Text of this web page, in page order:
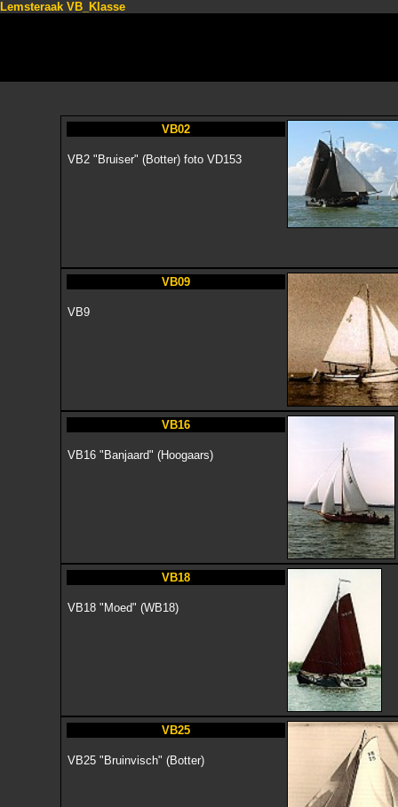
Lemsteraak VB_Klasse
VB02
VB2 "Bruiser" (Botter) foto VD153
VB09
VB9
VB16
VB16 "Banjaard" (Hoogaars)
VB18
VB18 "Moed" (WB18)
VB25
VB25 "Bruinvisch" (Botter)